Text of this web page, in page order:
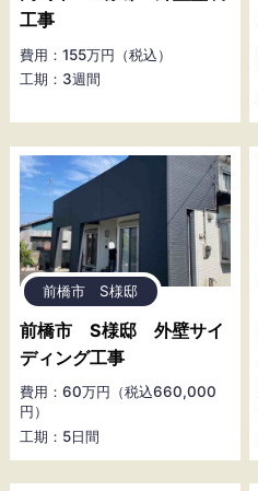
工事
費用：155万円（税込）
工期：3週間
前橋市 S様邸
前橋市 S様邸 外壁サイ
ディング工事
費用：60万円（税込660,000
円）
工期：5日間